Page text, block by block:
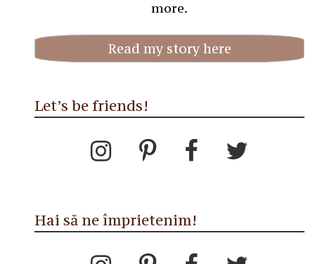
more.
Read my story here
Let’s be friends!
Hai să ne împrietenim!